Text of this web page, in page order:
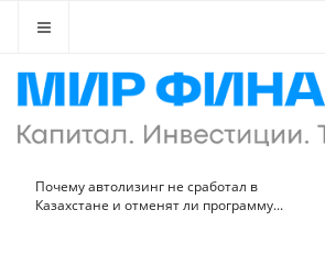
Почему автолизинг не сработал в
Казахстане и отменят ли программу...